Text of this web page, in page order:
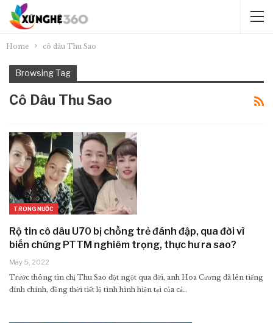
Home cô dâu Thu Sao
Browsing Tag
Cô Dâu Thu Sao
TRONG NƯỚC
Rộ tin cô dâu U70 bị chồng trẻ đánh đập, qua đời vì
biến chứng PTTM nghiêm trọng, thực hư ra sao?
May 5, 2022
Trước thông tin chị Thu Sao đột ngột qua đời, anh Hoa Cương đã lên tiếng
đính chính, đồng thời tiết lộ tình hình hiện tại của cả…